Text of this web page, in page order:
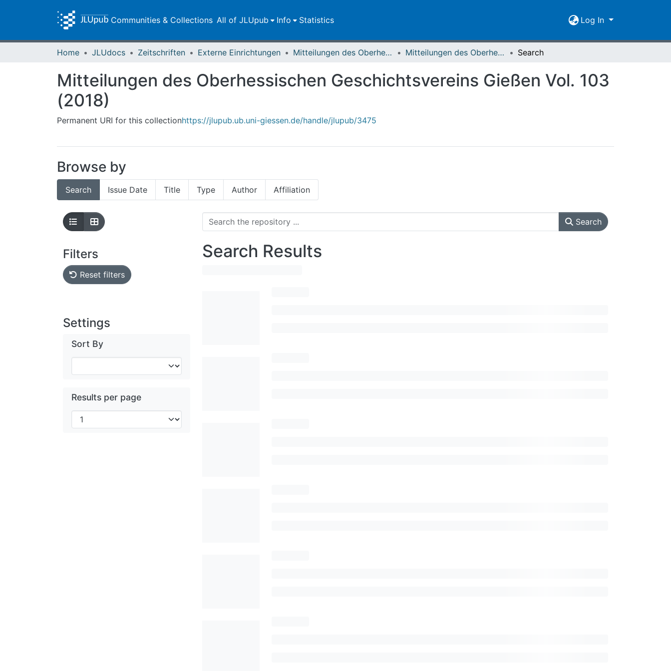
Communities & Collections All of JLUpub Info Statistics Log In
Home JLUdocs Zeitschriften Externe Einrichtungen Mitteilungen des Oberhessischen Geschichtsvereins Gießen Mitteilungen des Oberhessischen Geschichtsvereins Gießen Vol. 103 (2018) Search
Mitteilungen des Oberhessischen Geschichtsvereins Gießen Vol. 103
(2018)
Permanent URI for this collectionhttps://jlupub.ub.uni-giessen.de/handle/jlupub/3475
Browse by
Search Issue Date Title Type Author Affiliation
Filters
Reset filters
Settings
Sort By
Results per page
Search
Search Results